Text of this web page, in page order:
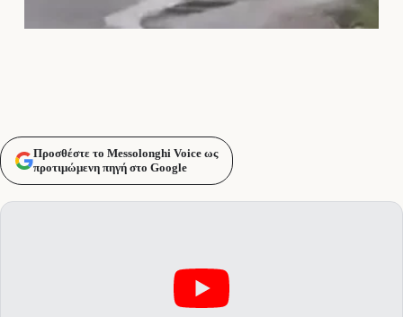
Προσθέστε το Messolonghi Voice ως
προτιμώμενη πηγή στο Google